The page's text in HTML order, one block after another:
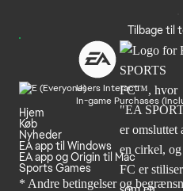
Tilbage til
Users Interact
In-game Purchases
Hjem
Køb
Nyheder
EA app til Windows
EA app og Origin til Mac
Sports Games
* Andre betingelser og